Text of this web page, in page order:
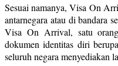
Sesuai namanya, Visa On
antarnegara atau di bandara
Visa On Arrival, satu
dokumen identitas diri
seluruh negara menyediakan